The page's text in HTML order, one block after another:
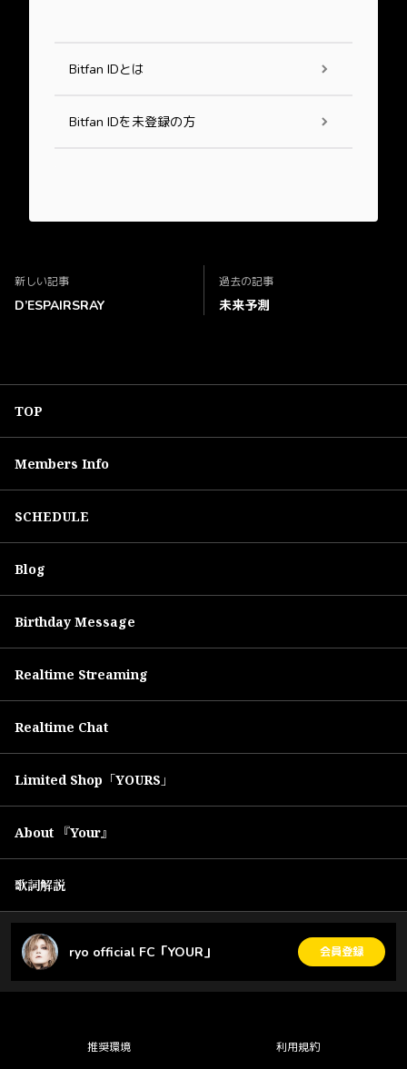
Bitfan IDとは
Bitfan IDを未登録の方
新しい記事
D’ESPAIRSRAY
過去の記事
未来予測
TOP
Members Info
SCHEDULE
Blog
Birthday Message
Realtime Streaming
Realtime Chat
Limited Shop「YOURS」
About 『Your』
歌詞解説
ryo official FC「YOUR」 会員登録
推奨環境 利用規約